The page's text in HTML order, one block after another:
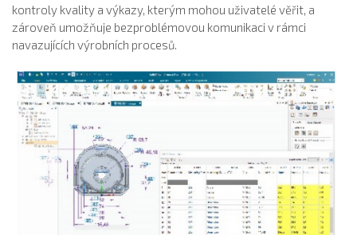
kontroly kvality a výkazy, kterým mohou uživatelé věřit, a
zároveň umožňuje bezproblémovou komunikaci v rámci
navazujících výrobních procesů.